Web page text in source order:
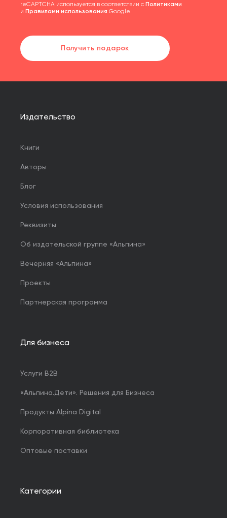
reCAPTCHA используется в соответствии с Политиками
и Правилами использования Google.
Получить подарок
Издательство
Книги
Авторы
Блог
Условия использования
Реквизиты
Об издательской группе «Альпина»
Вечерняя «Альпина»
Проекты
Партнерская программа
Для бизнеса
Услуги B2B
«Альпина.Дети». Решения для Бизнеса
Продукты Alpina Digital
Корпоративная библиотека
Оптовые поставки
Категории